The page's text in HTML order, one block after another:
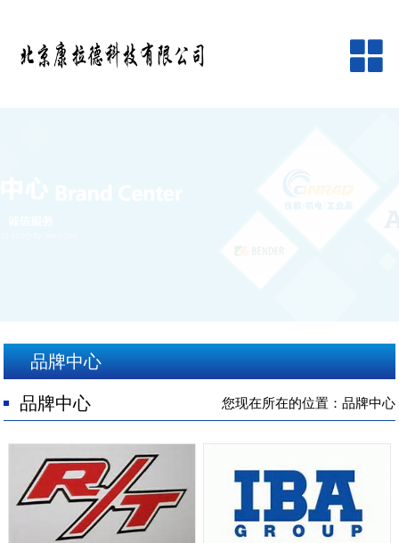
在线留言
人才招聘
联系我们
品牌中心
品牌中心 您现在所在的位置：品牌中心